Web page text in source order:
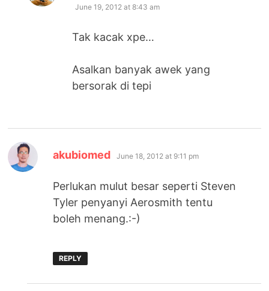
June 19, 2012 at 8:43 am
Tak kacak xpe…
Asalkan banyak awek yang
bersorak di tepi
akubiomed says:
June 18, 2012 at 9:11 pm
Perlukan mulut besar seperti Steven
Tyler penyanyi Aerosmith tentu
boleh menang.:-)
REPLY